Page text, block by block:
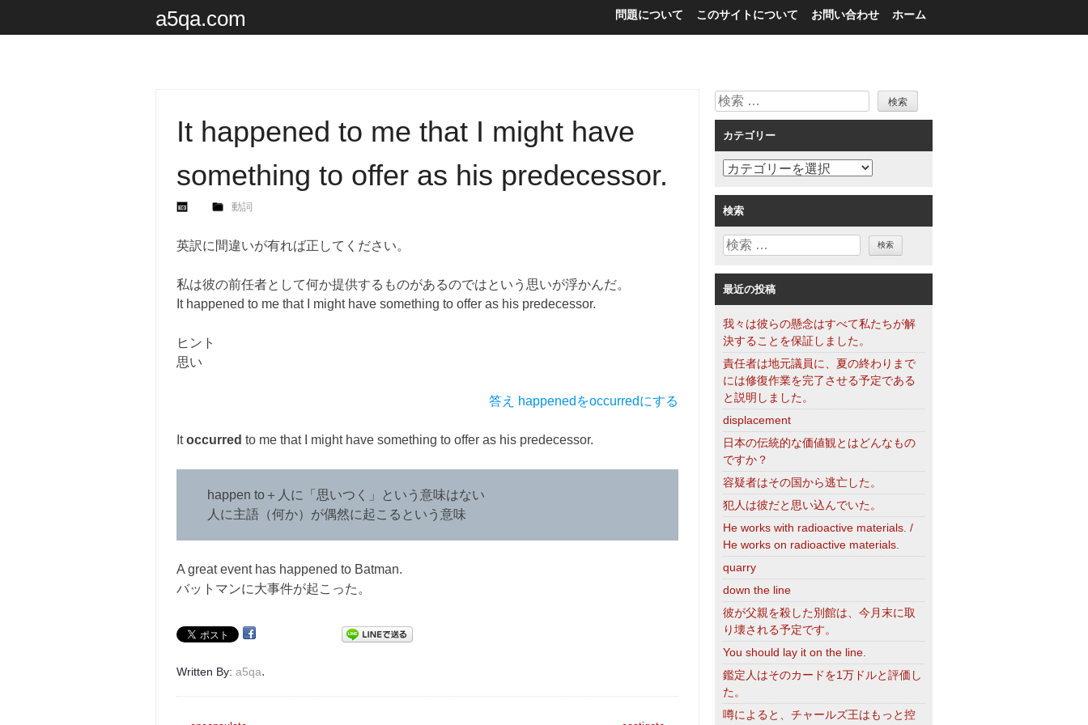
a5qa.com ホーム
お問い合わせ
このサイトについて
問題について
It happened to me that I might have
something to offer as his predecessor.
動詞
英訳に間違いが有れば正してください。
私は彼の前任者として何か提供するものがあるのではという思いが浮かんだ。
It happened to me that I might have something to offer as his predecessor.
ヒント
思い
答え happenedをoccurredにする
Itoccurred to me that I might have something to offer as his predecessor.
happen to＋人に「思いつく」という意味はない
人に主語（何か）が偶然に起こるという意味
A great event has happened to Batman.
バットマンに大事件が起こった。
Written By: a5qa.
検
索
カテゴリー
カ
ゴ
リ
ー
検索
検
最近の投稿
我々は彼らの懸念はすべて私たちが解
決することを保証しました。
責任者は地元議員に、夏の終わりまで
には修復作業を完了させる予定である
と説明しました。
displacement
日本の伝統的な価値観とはどんなもの
ですか？
容疑者はその国から逃亡した。
犯人は彼だと思い込んでいた。
He works with radioactive materials. /
He works on radioactive materials.
quarry
down the line
彼が父親を殺した別館は、今月末に取
り壊される予定です。
You should lay it on the line.
鑑定人はそのカードを1万ドルと評価し
た。
噂によると、チャールズ王はもっと控